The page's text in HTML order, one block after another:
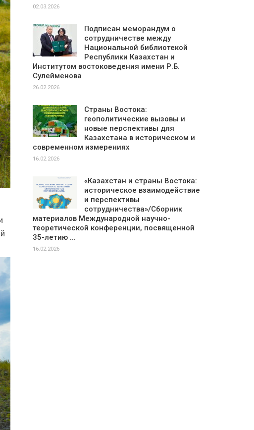
02.03.2026
Подписан меморандум о
сотрудничестве между
Национальной библиотекой
Республики Казахстан и
Институтом востоковедения имени Р.Б.
Сулейменова
26.02.2026
Страны Востока:
геополитические вызовы и
новые перспективы для
Казахстана в историческом и
современном измерениях
16.02.2026
«Казахстан и страны Востока:
историческое взаимодействие
и перспективы
сотрудничества»/Сборник
материалов Международной научно-
теоретической конференции, посвященной
35-летию ...
16.02.2026